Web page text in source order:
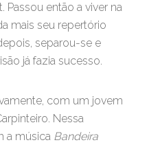
então a viver na
mais seu repertório
separou-se e
já fazia sucesso.
com um jovem
Nessa
a música Bandeira